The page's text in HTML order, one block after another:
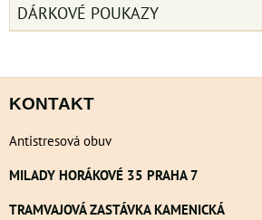
DÁRKOVÉ POUKAZY
KONTAKT
Antistresová obuv
MILADY HORÁKOVÉ 35 PRAHA 7
TRAMVAJOVÁ ZASTÁVKA KAMENICKÁ